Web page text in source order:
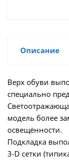
Описание
Верх обуви
специально
модель более
освещённости.
Подкладка
3-D сетки